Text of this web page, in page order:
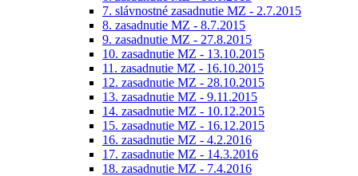
7. slávnostné zasadnutie MZ - 2.7.2015
8. zasadnutie MZ - 8.7.2015
9. zasadnutie MZ - 27.8.2015
10. zasadnutie MZ - 13.10.2015
11. zasadnutie MZ - 16.10.2015
12. zasadnutie MZ - 28.10.2015
13. zasadnutie MZ - 9.11.2015
14. zasadnutie MZ - 10.12.2015
15. zasadnutie MZ - 16.12.2015
16. zasadnutie MZ - 4.2.2016
17. zasadnutie MZ - 14.3.2016
18. zasadnutie MZ - 7.4.2016